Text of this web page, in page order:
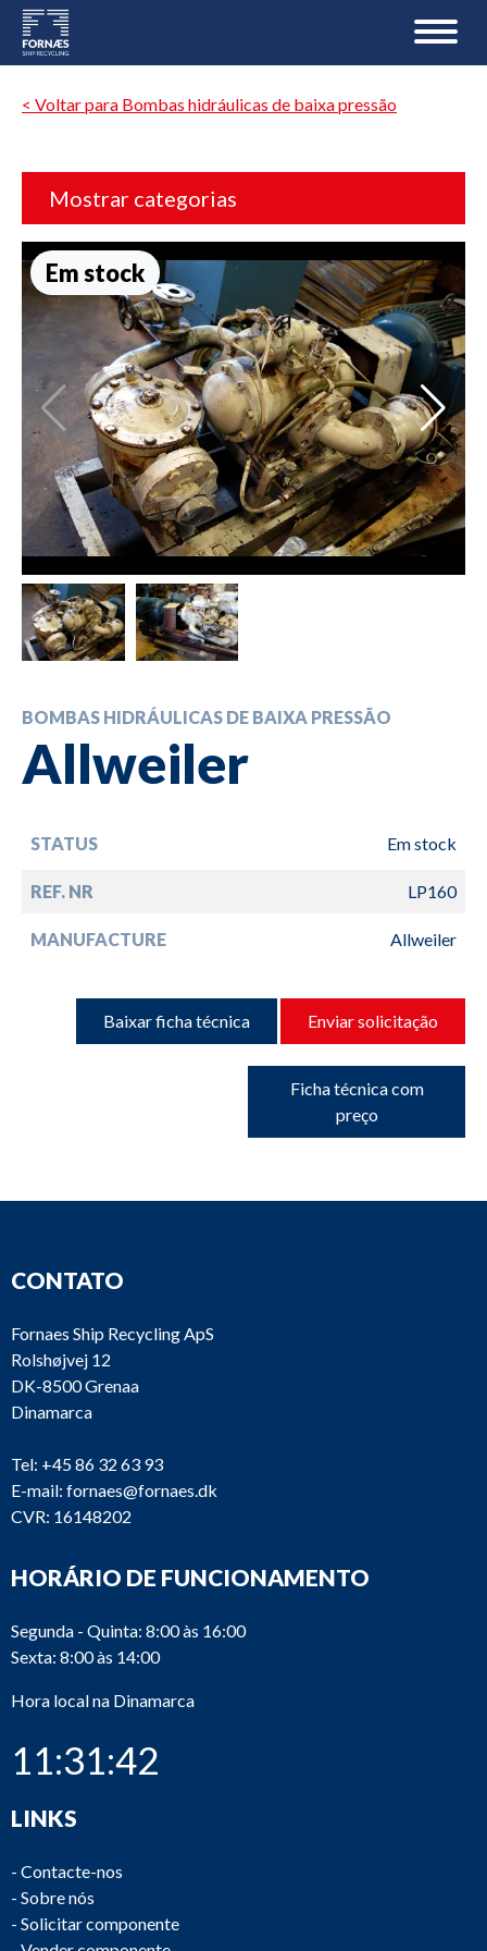
< Voltar para Bombas hidráulicas de baixa pressão
Mostrar categorias
Em stock
BOMBAS HIDRÁULICAS DE BAIXA PRESSÃO
Allweiler
STATUS Em stock
REF. NR LP160
MANUFACTURE Allweiler
Baixar ficha técnica Enviar solicitação
Ficha técnica com
preço
CONTATO
Fornaes Ship Recycling ApS
Rolshøjvej 12
DK-8500 Grenaa
Dinamarca
Tel: +45 86 32 63 93
E-mail: fornaes@fornaes.dk
CVR: 16148202
HORÁRIO DE FUNCIONAMENTO
Segunda - Quinta: 8:00 às 16:00
Sexta: 8:00 às 14:00
Hora local na Dinamarca
11:31:42
LINKS
- Contacte-nos
- Sobre nós
- Solicitar componente